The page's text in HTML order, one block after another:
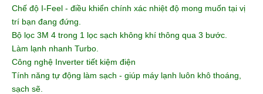
Chế độ I-Feel - điều khiển chính xác nhiệt độ mong muốn tại vị
trí bạn đang đứng.
Bộ lọc 3M 4 trong 1 lọc sạch không khí thông qua 3 bước.
Làm lạnh nhanh Turbo.
Công nghệ Inverter tiết kiệm điện
Tính năng tự động làm sạch - giúp máy lạnh luôn khô thoáng,
sạch sẽ.